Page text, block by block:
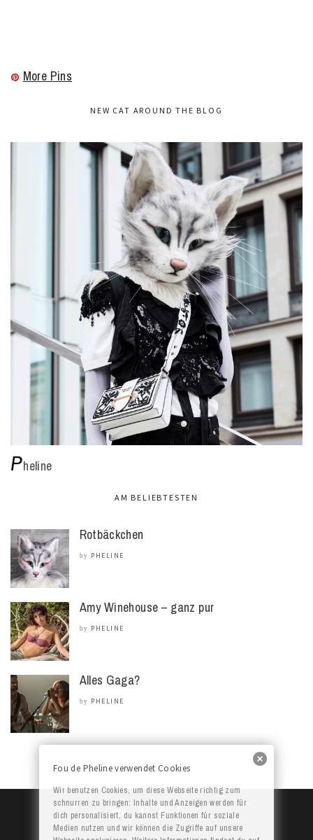
More Pins
NEW CAT AROUND THE BLOG
Pheline
AM BELIEBTESTEN
Rotbäckchen
by PHELINE
Amy Winehouse – ganz pur
by PHELINE
Alles Gaga?
by PHELINE
Fou de Pheline verwendet Cookies
Wir benutzen Cookies, um diese Webseite richtig zum
schnurren zu bringen: Inhalte und Anzeigen werden für
dich personalisiert, du kannst Funktionen für soziale
Medien nutzen und wir können die Zugriffe auf unsere